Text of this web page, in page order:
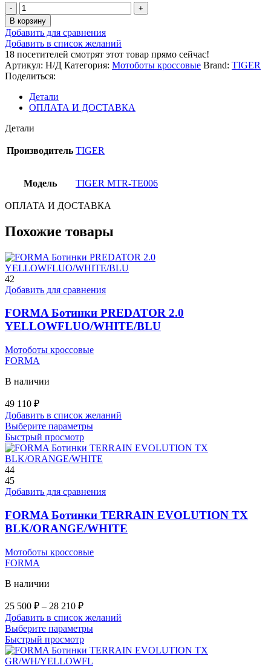
Количество
товара
Мотоботы
кроссовые
TIGER
MTR-
TE006
черный/
серый/
красный
В корзину
Добавить для сравнения
Добавить в список желаний
18 посетителей смотрят этот товар прямо сейчас!
Артикул: Н/Д Категория: Мотоботы кроссовые Brand: TIGER
Поделиться:
Детали
ОПЛАТА И ДОСТАВКА
Детали
Производитель TIGER
Модель TIGER MTR-TE006
ОПЛАТА И ДОСТАВКА
Похожие товары
42
Добавить для сравнения
FORMA Ботинки PREDATOR 2.0
YELLOWFLUO/WHITE/BLU
Мотоботы кроссовые
FORMA
В наличии
49 110 ₽
Добавить в список желаний
Выберите параметрыЭтот
имеет
несколько
можно
на
странице
товара.
Быстрый просмотр
44
45
Добавить для сравнения
FORMA Ботинки TERRAIN EVOLUTION TX
BLK/ORANGE/WHITE
Мотоботы кроссовые
FORMA
В наличии
25 500 ₽ – 28 210 ₽Диапазон
цен:
25
500 ₽
–
28
Добавить в список желаний
Выберите параметрыЭтот
имеет
Быстрый просмотр